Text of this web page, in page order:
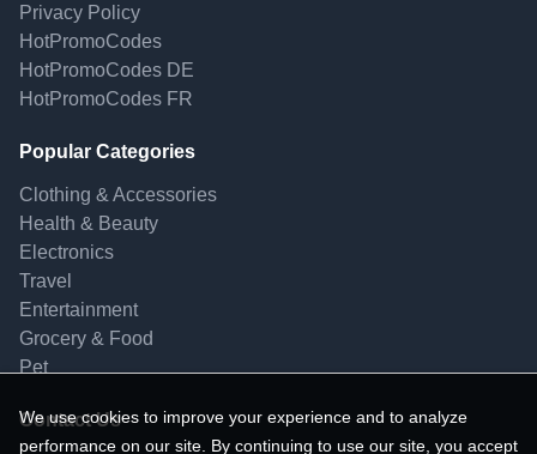
Privacy Policy
HotPromoCodes
HotPromoCodes DE
HotPromoCodes FR
Popular Categories
Clothing & Accessories
Health & Beauty
Electronics
Travel
Entertainment
Grocery & Food
Pet
Contact Us
We use cookies to improve your experience and to analyze
performance on our site. By continuing to use our site, you accept